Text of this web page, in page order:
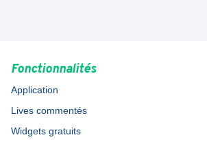
Fonctionnalités
Application
Lives commentés
Widgets gratuits